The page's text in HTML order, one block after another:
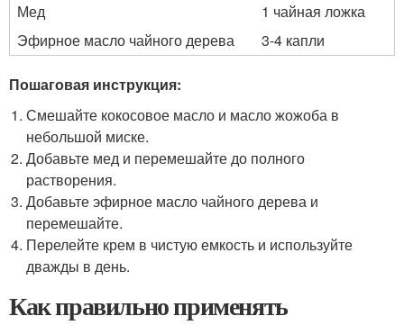
Мед
1 чайная ложка
Эфирное масло чайного дерева
3-4 капли
Пошаговая инструкция:
Смешайте кокосовое масло и масло жожоба в
небольшой миске.
Добавьте мед и перемешайте до полного
растворения.
Добавьте эфирное масло чайного дерева и
перемешайте.
Перелейте крем в чистую емкость и используйте
дважды в день.
Как правильно применять